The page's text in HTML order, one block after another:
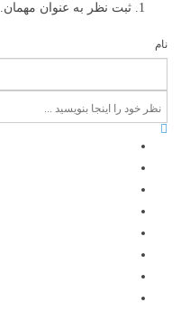
ثبت نظر به عنوان مهمان.
نام